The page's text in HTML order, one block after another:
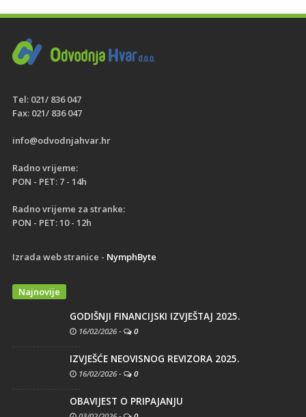
Tel: 021/ 836 047
Fax: 021/ 836 047
info@odvodnjahvar.hr
Radno vrijeme:
PON - PET: 7 - 14h
Radno vrijeme za stranke:
PON - PET: 10 - 12h
Izrada web stranice - NymphByte
Najnovije
GODIŠNJI FINANCIJSKI IZVJEŠTAJ 2025.
16/02/2026- 0
IZVJEŠĆE NEOVISNOG REVIZORA 2025.
16/02/2026- 0
OBAVIJEST O PRIPAJANJU